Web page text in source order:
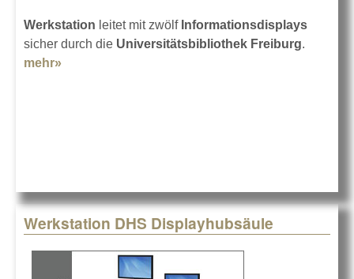
Werkstation leitet mit zwölf Informationsdisplays
sicher durch die Universitätsbibliothek Freiburg.
mehr»
Werkstation DHS Displayhubsäule